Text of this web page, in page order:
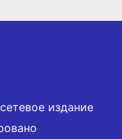
издание